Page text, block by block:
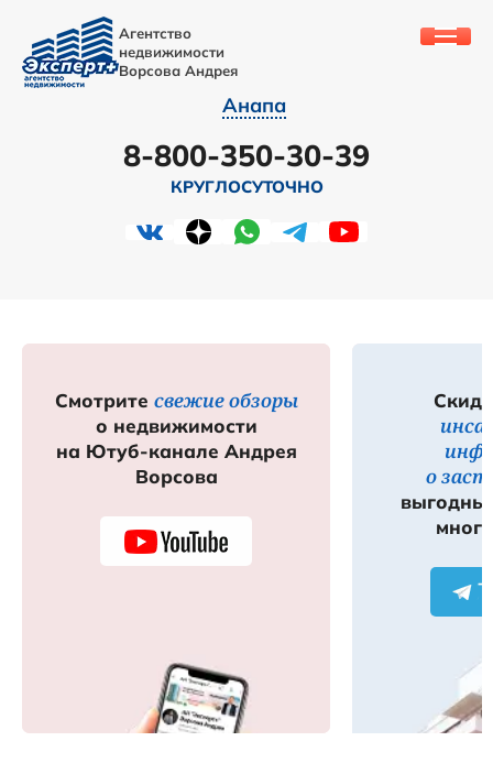
Агентство
недвижимости
Ворсова Андрея
Анапа
8-800-350-30-39
КРУГЛОСУТОЧНО
Смотрите свежие обзоры
о недвижимости
на Ютуб-канале Андрея
Ворсова
о